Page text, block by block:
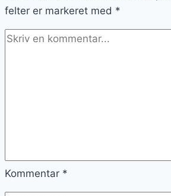
felter er markeret med *
Kommentar *